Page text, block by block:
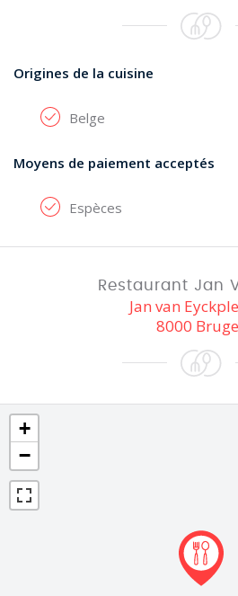
Origines de la cuisine
Belge
Moyens de paiement acceptés
Espèces
Restaurant Jan
Jan van
8000
+
−